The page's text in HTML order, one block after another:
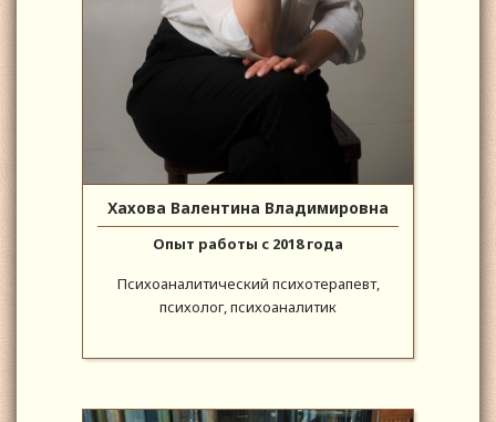
Хахова Валентина Владимировна
Опыт работы с 2018 года
Психоаналитический психотерапевт,
психолог, психоаналитик